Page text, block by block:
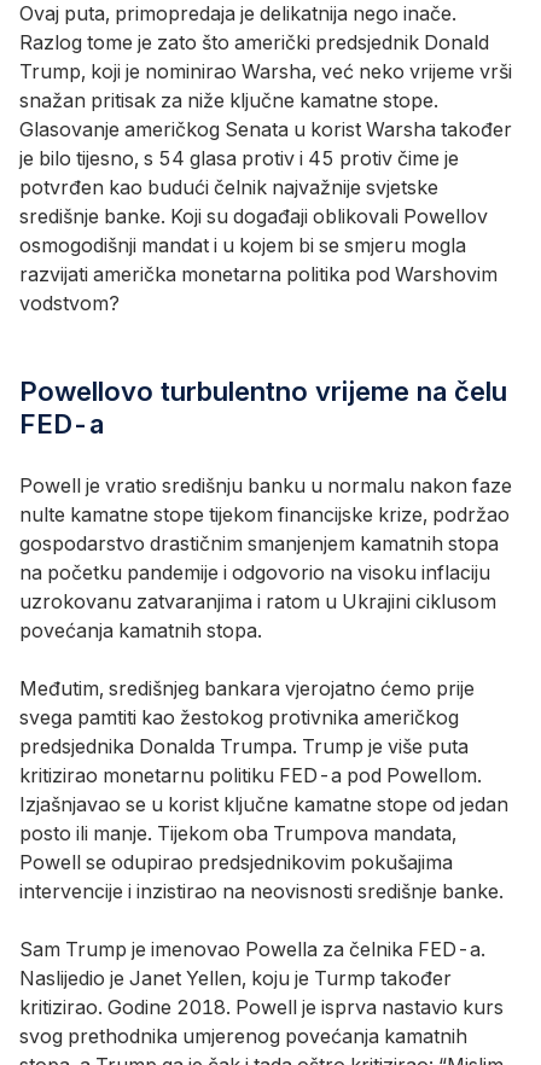
Hill
in
Washington,
DC,
on
April
21,
2026.
Warsh,
President
Donald
to
lead
US
Federal
Reserve,
vowed
Tuesday
to
central
bank
independence
at
his
confirmation
hearing,
despite
pressure
from
the
president.
Ovaj puta, primopredaja je delikatnija nego inače.
Razlog tome je zato što američki predsjednik Donald
Trump, koji je nominirao Warsha, već neko vrijeme vrši
snažan pritisak za niže ključne kamatne stope.
Glasovanje američkog Senata u korist Warsha također
je bilo tijesno, s 54 glasa protiv i 45 protiv čime je
potvrđen kao budući čelnik najvažnije svjetske
središnje banke. Koji su događaji oblikovali Powellov
osmogodišnji mandat i u kojem bi se smjeru mogla
razvijati američka monetarna politika pod Warshovim
vodstvom?
Powellovo turbulentno vrijeme na čelu
FED-a
Powell je vratio središnju banku u normalu nakon faze
nulte kamatne stope tijekom financijske krize, podržao
gospodarstvo drastičnim smanjenjem kamatnih stopa
na početku pandemije i odgovorio na visoku inflaciju
uzrokovanu zatvaranjima i ratom u Ukrajini ciklusom
povećanja kamatnih stopa.
Međutim, središnjeg bankara vjerojatno ćemo prije
svega pamtiti kao žestokog protivnika američkog
predsjednika Donalda Trumpa. Trump je više puta
kritizirao monetarnu politiku FED-a pod Powellom.
Izjašnjavao se u korist ključne kamatne stope od jedan
posto ili manje. Tijekom oba Trumpova mandata,
Powell se odupirao predsjednikovim pokušajima
intervencije i inzistirao na neovisnosti središnje banke.
Sam Trump je imenovao Powella za čelnika FED-a.
Naslijedio je Janet Yellen, koju je Turmp također
kritizirao. Godine 2018. Powell je isprva nastavio kurs
svog prethodnika umjerenog povećanja kamatnih